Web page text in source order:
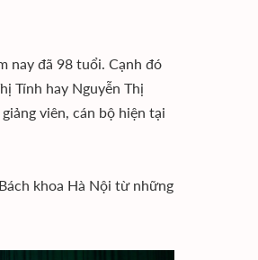
nay đã 98 tuổi. Cạnh đó
Tính hay Nguyễn Thị
viên, cán bộ hiện tại
khoa Hà Nội từ những